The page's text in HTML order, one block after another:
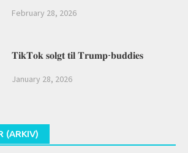
February 28, 2026
𝐓𝐢𝐤𝐓𝐨𝐤 𝐬𝐨𝐥𝐠𝐭 𝐭𝐢𝐥 𝐓𝐫𝐮𝐦𝐩-𝐛𝐮𝐝𝐝𝐢𝐞𝐬
January 28, 2026
(ARKIV)